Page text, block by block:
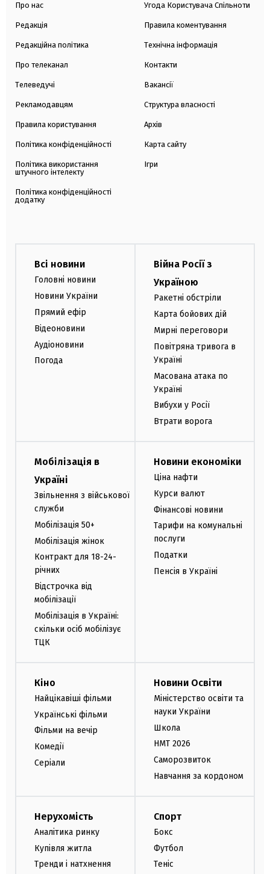
Про нас
Редакція
Редакційна політика
Про телеканал
Телеведучі
Рекламодавцям
Правила користування
Політика конфіденційності
Політика використання
штучного інтелекту
Політика конфіденційності
додатку
Угода Користувача Спільноти
Правила коментування
Технічна інформація
Контакти
Вакансії
Структура власності
Архів
Карта сайту
Ігри
Всі новини
Головні новини
Новини України
Прямий ефір
Відеоновини
Аудіоновини
Погода
Війна Росії з
Україною
Ракетні обстріли
Карта бойових дій
Мирні переговори
Повітряна тривога в
Україні
Масована атака по
Україні
Вибухи у Росії
Втрати ворога
Мобілізація в
Україні
Звільнення з військової
служби
Мобілізація 50+
Мобілізація жінок
Контракт для 18-24-
річних
Відстрочка від
мобілізації
Мобілізація в Україні:
скільки осіб мобілізує
ТЦК
Новини економіки
Ціна нафти
Курси валют
Фінансові новини
Тарифи на комунальні
послуги
Податки
Пенсія в Україні
Кіно
Найцікавіші фільми
Українські фільми
Фільми на вечір
Комедії
Серіали
Новини Освіти
Міністерство освіти та
науки України
Школа
НМТ 2026
Саморозвиток
Навчання за кордоном
Нерухомість
Аналітика ринку
Купівля житла
Тренди і натхнення
Спорт
Бокс
Футбол
Теніс